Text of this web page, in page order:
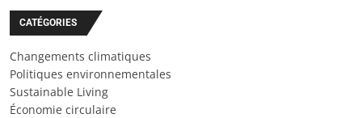
CATÉGORIES
Changements climatiques
Politiques environnementales
Sustainable Living
Économie circulaire